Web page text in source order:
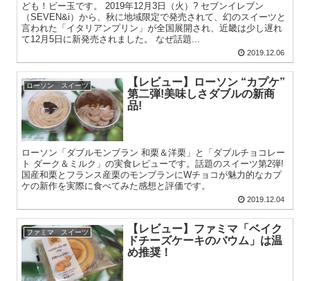
ども！ビー玉です。 2019年12月3日（火）? セブンイレブン
（SEVEN&i）から、秋に地域限定で発売されて、幻のスイーツと
言われた「イタリアンプリン」が全国展開され、近畿は少し遅れ
て12月5日に新発売されました。 なぜ話題...
2019.12.06
ローソン スイーツ
【レビュー】ローソン “カプケ”
第二弾!美味しさダブルの新商
品!
ローソン「ダブルモンブラン 和栗＆洋栗」と「ダブルチョコレー
ト ダーク＆ミルク」の実食レビューです。話題のスイーツ第2弾!
国産和栗とフランス産栗のモンブランにWチョコが魅力的なカプ
ケの新作を実際に食べてみた感想と評価です。
2019.12.04
ファミマ スイーツ
【レビュー】ファミマ「ベイク
ドチーズケーキのバウム」は温
め推奨！